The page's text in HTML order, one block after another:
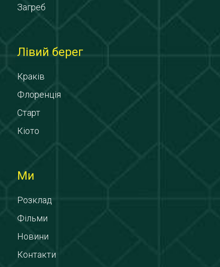
Загреб
Лівий берег
Краків
Флоренція
Старт
Кіото
Ми
Розклад
Фільми
Новини
Контакти